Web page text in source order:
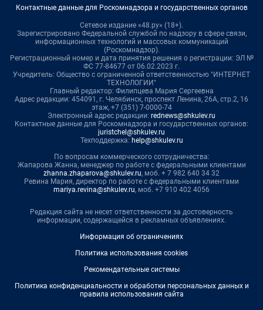
Контактные данные для Роскомнадзора и государственных органов
Сетевое издание «48.ру» (18+).
Зарегистрировано Федеральной службой по надзору в сфере связи,
информационных технологий и массовых коммуникаций
(Роскомнадзор).
Регистрационный номер и дата принятия решения о регистрации: ЭЛ №
ФС 77-84677 от 06.02.2023 г.
Учредитель: Общество с ограниченной ответственностью "ИНТЕРНЕТ
ТЕХНОЛОГИИ"
Главный редактор: Филипцева Мария Сергеевна
Адрес редакции: 454091, г. Челябинск, проспект Ленина, 26А, стр.2, 16
этаж, +7 (351) 7-0000-74
Электронный адрес редакции: rednews@shkulev.ru
Контактные данные для Роскомнадзора и государственных органов:
juristchel@shkulev.ru
Техподдержка: help@shkulev.ru
По вопросам коммерческого сотрудничества:
Жапарова Жанна, менеджер по работе с федеральными клиентами
zhanna.zhaparova@shkulev.ru, моб. + 7 982 640 34 32
Ревина Мария, директор по работе с федеральными клиентами
mariya.revina@shkulev.ru, моб. +7 910 402 4056
Редакция сайта не несет ответственности за достоверность
информации, содержащейся в рекламных объявлениях.
Информация об ограничениях
Политика использования cookies
Рекомендательные системы
Политика конфиденциальности и обработки персональных данных и
правила использования сайта